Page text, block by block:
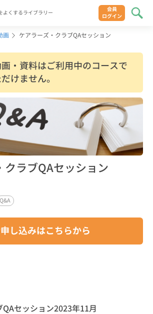
よくするライブラリー
会員
ログイン
画 ケアラーズ・クラブQAセッション
・資料はご利用中のコースで
けません。
クラブQAセッション
Q&A
し込みはこちらから
セッション2023年11月